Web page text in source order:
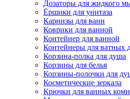
Дозаторы для жидкого
Ёршики для унитаза
Карнизы для ванн
Коврики для ванной
Контейнер для ванной
Контейнеры для ватных
Корзина-полка для душа
Корзины для белья
Корзины-полочки для
Косметические зеркала
Крючки для ванных